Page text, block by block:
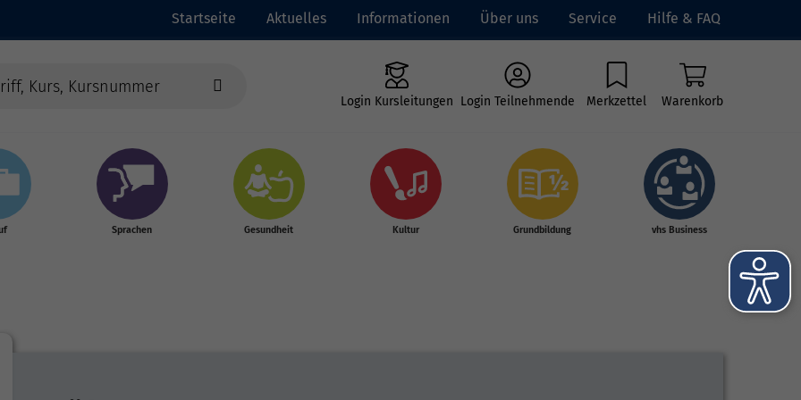
Startseite Aktuelles Informationen Über uns Service Hilfe & FAQ
Login Kursleitungen Login Teilnehmende Merkzettel Warenkorb
Sprachen Gesundheit Kultur Grundbildung vhs Business